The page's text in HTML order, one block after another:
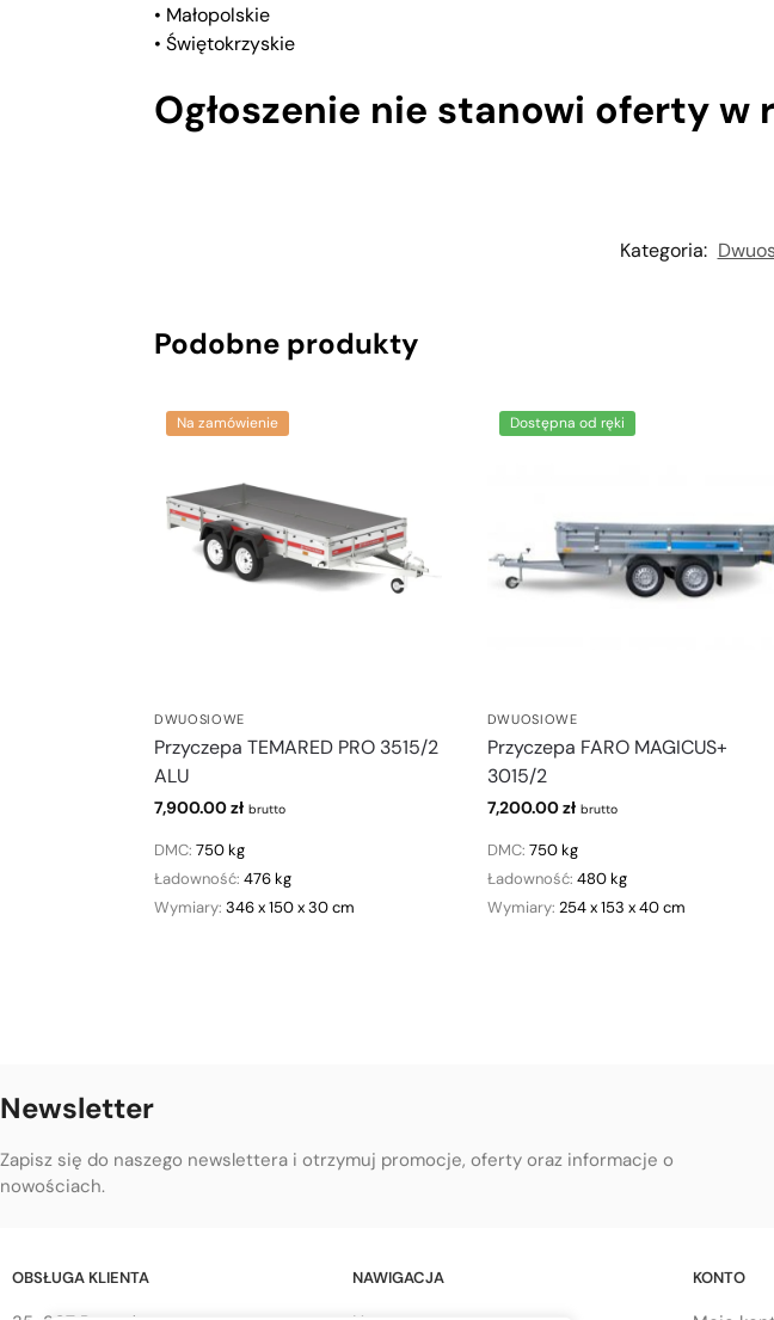
• Małopolskie
• Świętokrzyskie
Ogłoszenie nie stanowi oferty
Kategoria:
Podobne produkty
Na zamówienie
DWUOSIOWE
Przyczepa TEMARED PRO 3515/2
ALU
7,900.00zł brutto
DMC: 750 kg
Ładowność: 476 kg
Wymiary: 346 x 150 x 30 cm
Dostępna od ręki
DWUOSIOWE
Przyczepa FARO MAGICUS+
3015/2
7,200.00zł brutto
DMC: 750 kg
Ładowność: 480 kg
Wymiary: 254 x 153 x 40 cm
Newsletter
Zapisz się do naszego newslettera i otrzymuj promocje, oferty oraz informacje o
nowościach.
OBSŁUGA KLIENTA NAWIGACJA KONTO